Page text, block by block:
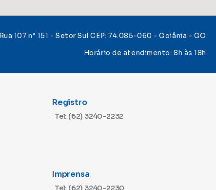
Rua 107 n° 151 - Setor Sul CEP: 74.085-060 - Goiânia - GO
Horário de atendimento: 8h às 18h
Registro
Tel: (62) 3240-2232
Imprensa
Tel: (62) 3240-2230